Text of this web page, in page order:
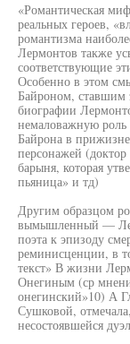
«Романтическая
реальных героев,
романтизма
Лермонтов также
соответствующие
Особенно в этом
Байроном, ставшим
биографии
немаловажную роль
Байрона в
персонажей
барыня, которая
пьяница» и тд)
Другим образцом
вымышленный —
поэта к эпизоду
реминисценции, в
текст» В жизни
Онегиным (ср
онегинский»10) А
Сушковой,
несостоявшейся